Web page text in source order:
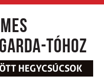
tóhoz
HEGYCSÚCSOK